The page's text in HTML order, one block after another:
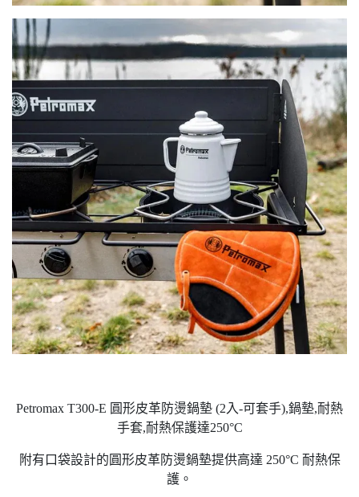
Petromax T300-E 圓形皮革防燙鍋墊 (2入-可套手),鍋墊,耐熱
手套,耐熱保護達250°C
附有口袋設計的圓形皮革防燙鍋墊提供高達 250°C 耐熱保
護。